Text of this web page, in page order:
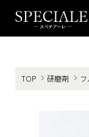
TOP 研磨剤 フ